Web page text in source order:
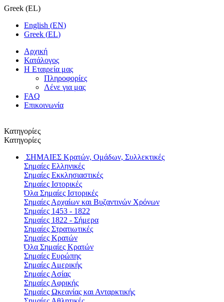
Greek (EL)
English (EN)
Greek (EL)
Αρχική
Κατάλογος
Η Εταιρεία μας
Πληροφορίες
Λένε για μας
FAQ
Επικοινωνία
Κατηγορίες
Κατηγορίες
ΣΗΜΑΙΕΣ Κρατών, Ομάδων, Συλλεκτικές
Σημαίες Ελληνικές
Σημαίες Εκκλησιαστικές
Σημαίες Ιστορικές
Όλα Σημαίες Ιστορικές
Σημαίες Αρχαίων και Βυζαντινών Χρόνων
Σημαίες 1453 - 1822
Σημαίες 1822 - Σήμερα
Σημαίες Στρατιωτικές
Σημαίες Κρατών
Όλα Σημαίες Κρατών
Σημαίες Ευρώπης
Σημαίες Αμερικής
Σημαίες Ασίας
Σημαίες Αφρικής
Σημαίες Ωκεανίας και Ανταρκτικής